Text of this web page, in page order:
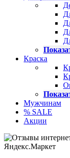
Краска
Мужчинам
% SALE
Акции